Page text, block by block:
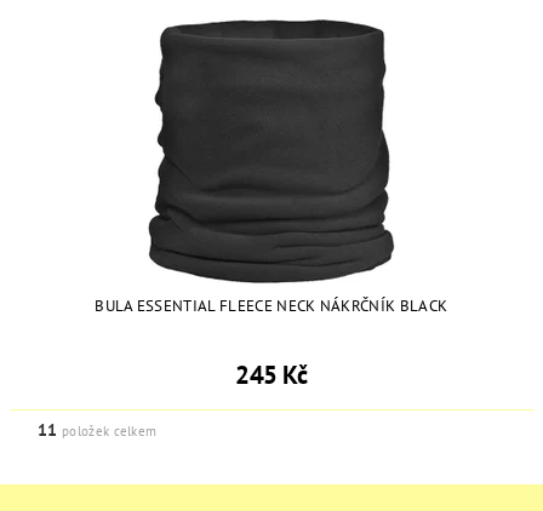
BULA ESSENTIAL FLEECE NECK NÁKRČNÍK BLACK
245 Kč
11 položek celkem